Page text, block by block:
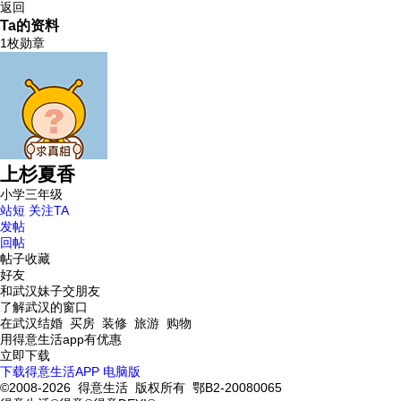
返回
Ta的资料
1枚勋章
上杉夏香
小学三年级
站短 关注TA
发帖
回帖
帖子收藏
好友
和武汉妹子交朋友
了解武汉的窗口
在武汉结婚 买房 装修 旅游 购物
用得意生活app有优惠
立即下载
下载得意生活APP 电脑版
©2008-2026 得意生活 版权所有 鄂B2-20080065